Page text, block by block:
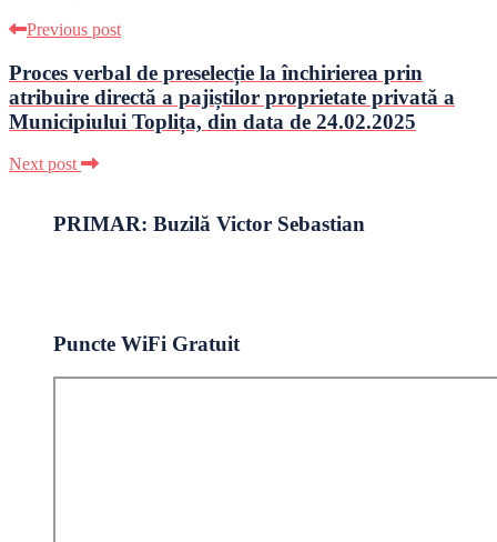
Previous post
Proces verbal de preselecție la închirierea prin
atribuire directă a pajiștilor proprietate privată a
Municipiului Toplița, din data de 24.02.2025
Next post
PRIMAR: Buzilă Victor Sebastian
Puncte WiFi Gratuit